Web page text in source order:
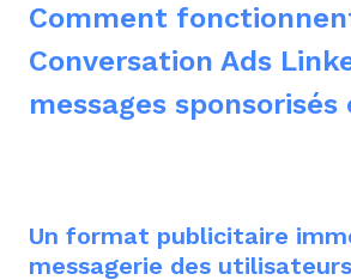
Comment
Conversation Ads
messages
Un format publicitaire
messagerie des utilisateurs